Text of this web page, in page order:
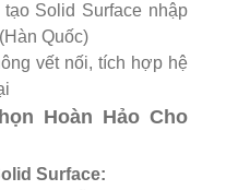
Solid Surface nhập
Quốc)
vết nối, tích hợp hệ
Hoàn Hảo Cho
Surface: